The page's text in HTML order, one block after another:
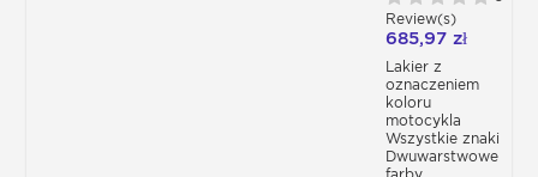
PRODUCENTA
Review(s)
685,97 zł
Lakier z
oznaczeniem
koloru
motocykla
Wszystkie znaki
Dwuwarstwowe